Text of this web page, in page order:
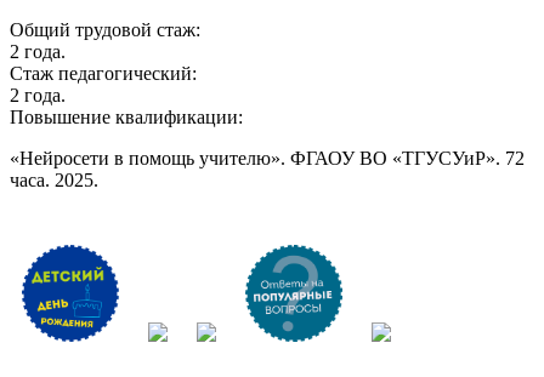
Общий трудовой стаж:
2 года.
Стаж педагогический:
2 года.
Повышение квалификации:
«Нейросети в помощь учителю». ФГАОУ ВО «ТГУСУиР». 72
часа. 2025.